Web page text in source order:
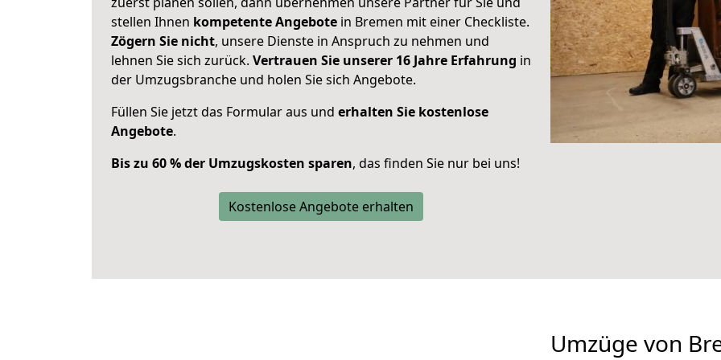
stellen Ihnen kompetente Angebote in Bremen mit einer Checkliste.
Zögern Sie nicht, unsere Dienste in Anspruch zu nehmen und
lehnen Sie sich zurück. Vertrauen Sie unserer 16 Jahre Erfahrung in
der Umzugsbranche und holen Sie sich Angebote.
Füllen Sie jetzt das Formular aus und erhalten Sie kostenlose
Angebote.
Bis zu 60 % der Umzugskosten sparen, das finden Sie nur bei uns!
Kostenlose Angebote erhalten
Umzüge von